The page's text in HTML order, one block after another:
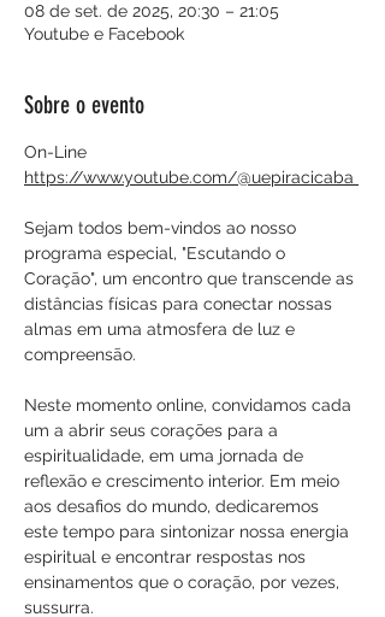
08 de set. de 2025, 20:30 – 21:05
Youtube e Facebook
Sobre o evento
On-Line
https://www.youtube.com/@uepiracicaba
Sejam todos bem-vindos ao nosso
programa especial, "Escutando o
Coração", um encontro que transcende as
distâncias físicas para conectar nossas
almas em uma atmosfera de luz e
compreensão.
Neste momento online, convidamos cada
um a abrir seus corações para a
espiritualidade, em uma jornada de
reflexão e crescimento interior. Em meio
aos desafios do mundo, dedicaremos
este tempo para sintonizar nossa energia
espiritual e encontrar respostas nos
ensinamentos que o coração, por vezes,
sussurra.